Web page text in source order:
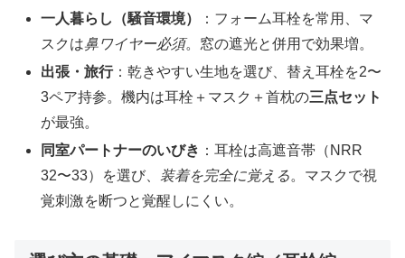
一人暮らし（騒音環境）
：フォーム耳栓を常用、マ
スクは鼻ワイヤー必須。窓の遮光と併用で効果増。
出張・旅行：乾きやすい生地を選び、替え耳栓を2〜
3ペア持参。機内は耳栓＋マスク＋首枕の三点セット
が最強。
同室パートナーのいびき ：耳栓は高遮音帯（NRR
32〜33）を選び、
装着を完全に覚える。マスクで視
覚刺激を断つと覚醒しにくい。